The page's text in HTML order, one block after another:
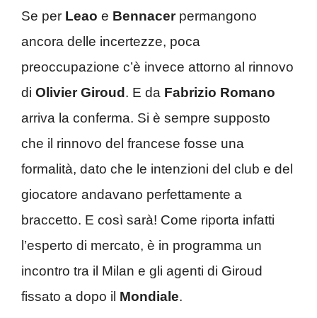
Se per Leao e Bennacerpermangono
ancora delle incertezze, poca
preoccupazione c’è invece attorno al rinnovo
di Olivier Giroud. E da Fabrizio Romano
arriva la conferma. Si è sempre supposto
che il rinnovo del francese fosse una
formalità, dato che le intenzioni del club e del
giocatore andavano perfettamente a
braccetto. E così sarà! Come riporta infatti
l’esperto di mercato, è in programma un
incontro tra il Milan e gli agenti di Giroud
fissato a dopo il Mondiale.